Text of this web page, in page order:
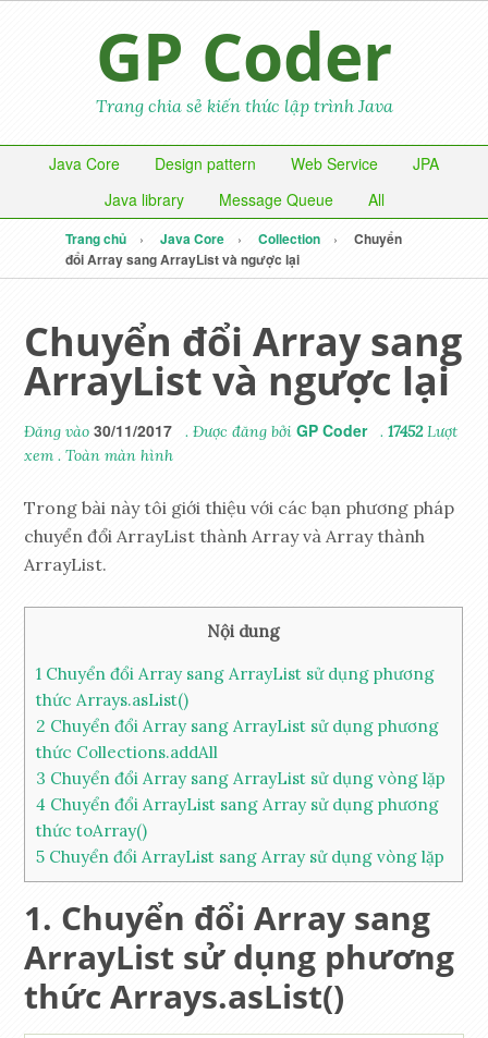
GP Coder
Trang chia sẻ kiến thức lập trình Java
Java Core Design pattern Web Service
JPA
Java library
Message Queue All
Trang chủ Java Core Collection
Chuyển
đổi Array sang ArrayList và ngược lại
Chuyển đổi Array sang
ArrayList và ngược lại
Đăng vào30/11/2017 . Được đăng bởiGP Coder .17452Lượt
xem .Toàn màn hình
Trong bài này tôi giới thiệu với các bạn phương pháp
chuyển đổi ArrayList thành Array và Array thành
ArrayList.
Nội dung
1 Chuyển đổi Array sang ArrayList sử dụng phương
thức Arrays.asList()
2 Chuyển đổi Array sang ArrayList sử dụng phương
thức Collections.addAll
3 Chuyển đổi Array sang ArrayList sử dụng vòng lặp
4 Chuyển đổi ArrayList sang Array sử dụng phương
thức toArray()
5 Chuyển đổi ArrayList sang Array sử dụng vòng lặp
Chuyển đổi Array sang
ArrayList sử dụng phương
thức Arrays.asList()